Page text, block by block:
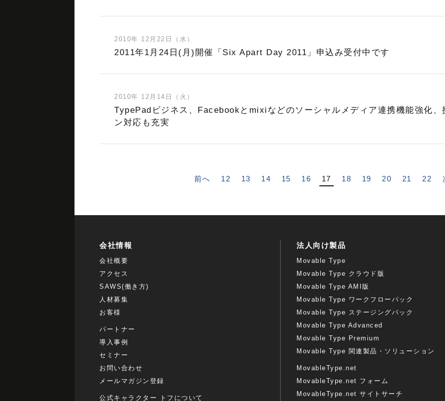
2010年 12月22日（水）
2011年1月24日(月)開催「Six Apart Day 2011」申込み受付中です
2010年 12月14日（火）
TypePadビジネス、Facebookとmixiなどのソーシャルメディア連携機能強化、
ン対応も充実
前へ 12 13 14 15 16 17 18 19 20 21 22
会社情報
会社概要
アクセス
SAWS(働き方)
人材募集
お客様
パートナー
導入事例
セミナー
お問い合わせ
メールマガジン登録
公式キャラクター トフについて
法人向け製品
Movable Type
Movable Type クラウド版
Movable Type AMI版
Movable Type ワークフローパック
Movable Type ステージングパック
Movable Type Advanced
Movable Type Premium
Movable Type 関連製品・ソリューション
MovableType.net
MovableType.net フォーム
MovableType.net サイトサーチ